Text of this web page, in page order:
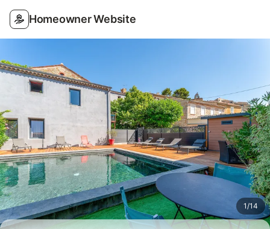
Homeowner Website
1/14
Bilder Ausstattung Bewertungen